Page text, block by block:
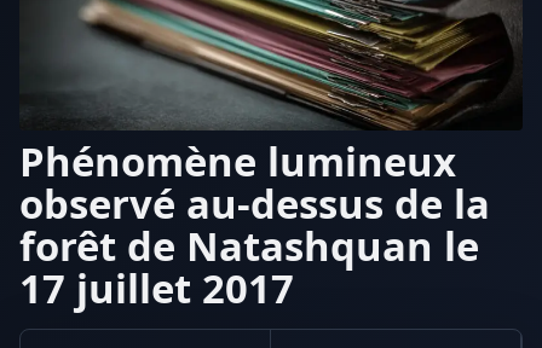
Phénomène lumineux
observé au-dessus de la
forêt de Natashquan le
17 juillet 2017